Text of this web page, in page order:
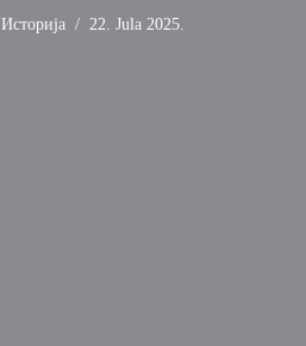
Историја 22. Jula 2025.